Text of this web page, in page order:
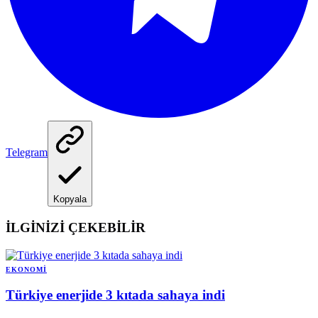
Telegram
Kopyala
İLGİNİZİ ÇEKEBİLİR
EKONOMI
Türkiye enerjide 3 kıtada sahaya indi